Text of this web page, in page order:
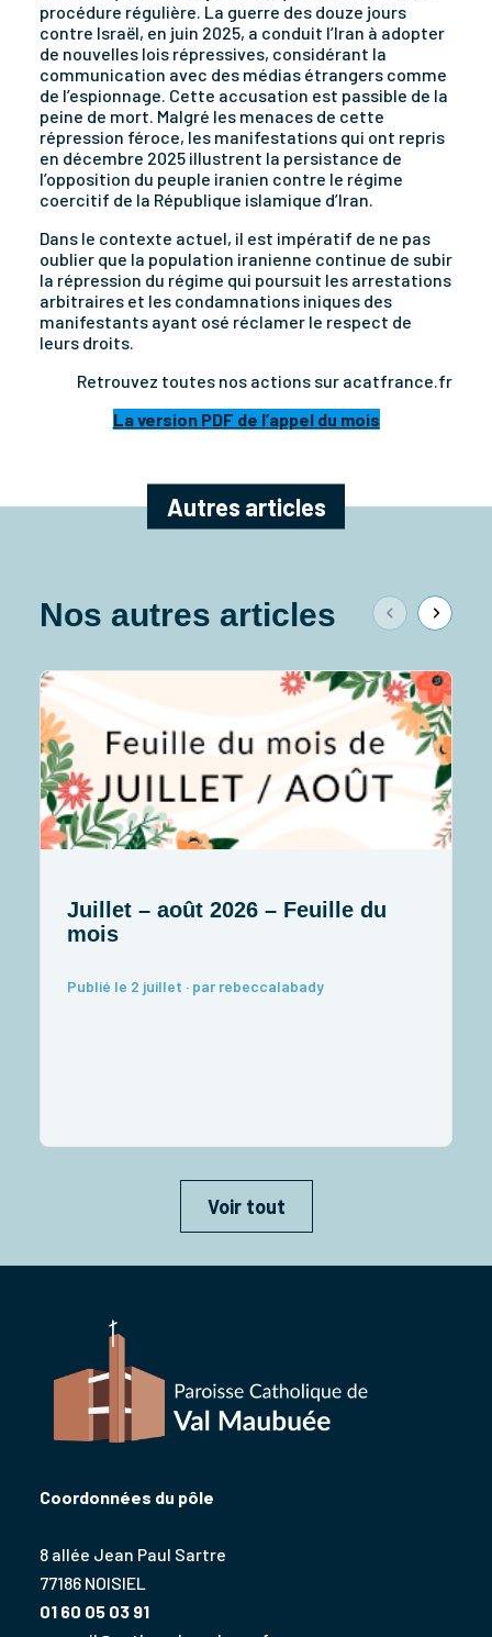
procédure régulière. La guerre des douze jours
contre Israël, en juin 2025, a conduit l’Iran à adopter
de nouvelles lois répressives, considérant la
communication avec des médias étrangers comme
de l’espionnage. Cette accusation est passible de la
peine de mort. Malgré les menaces de cette
répression féroce, les manifestations qui ont repris
en décembre 2025 illustrent la persistance de
l’opposition du peuple iranien contre le régime
coercitif de la République islamique d’Iran.
Dans le contexte actuel, il est impératif de ne pas
oublier que la population iranienne continue de subir
la répression du régime qui poursuit les arrestations
arbitraires et les condamnations iniques des
manifestants ayant osé réclamer le respect de
leurs droits.
Retrouvez toutes nos actions sur acatfrance.fr
La version PDF de l’appel du mois
Autres articles
Nos autres articles
Juillet – août 2026 – Feuille du
mois
Publié le 2 juillet · par rebeccalabady
Voir tout
Coordonnées du pôle
8 allée Jean Paul Sartre
77186 NOISIEL
01 60 05 03 91